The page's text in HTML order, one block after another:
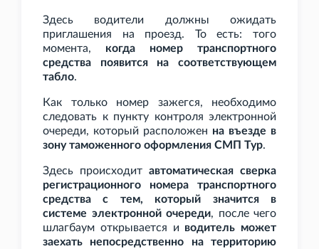
Здесь водители должны ожидать
приглашения на проезд. То есть: того
момента, когда номер транспортного
средства появится на соответствующем
табло.
Как только номер зажегся, необходимо
следовать к пункту контроля электронной
очереди, который расположен на въезде в
зону таможенного оформления СМП Тур.
Здесь происходит автоматическая сверка
регистрационного номера транспортного
средства с тем, который значится в
системе электронной очереди, после чего
шлагбаум открывается и водитель может
заехать непосредственно на территорию